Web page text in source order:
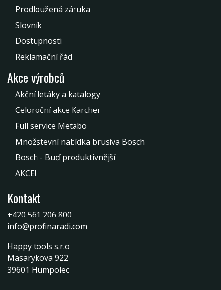
Prodloužená záruka
Slovník
Dostupnosti
Reklamační řád
Akce výrobců
Akční letáky a katalogy
Celoroční akce Karcher
Full service Metabo
Množstevní nabídka brusiva Bosch
Bosch - Buď produktivnější
AKCE!
Kontakt
+420 561 206 800
info@profinaradi.com
Happy tools s.r.o
Masarykova 922
39601 Humpolec